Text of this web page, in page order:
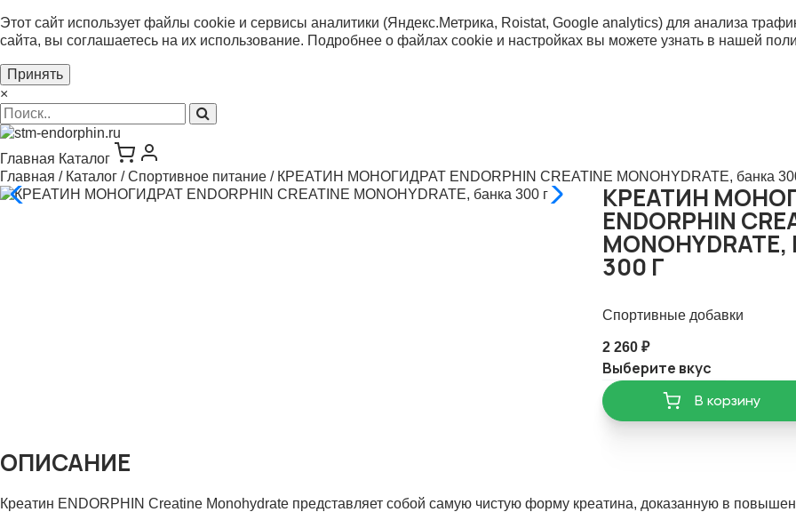
Этот сайт использует файлы cookie и сервисы аналитики (Яндекс.Метрика, Roistat, Google analytics) для анализа
сайта, вы соглашаетесь на их использование. Подробнее о файлах cookie и настройках вы можете узнать в нашей
Принять
×
Главная Каталог
Главная / Каталог / Спортивное питание / КРЕАТИН МОНОГИДРАТ ENDORPHIN CREATINE MONOHYDRATE, банка
КРЕАТИН
ENDORPHIN
300 Г
Спортивные добавки
2 260 ₽
Выберите вкус
В корзину
ОПИСАНИЕ
Креатин ENDORPHIN Creatine Monohydrate представляет собой самую чистую форму креатина, доказанную в